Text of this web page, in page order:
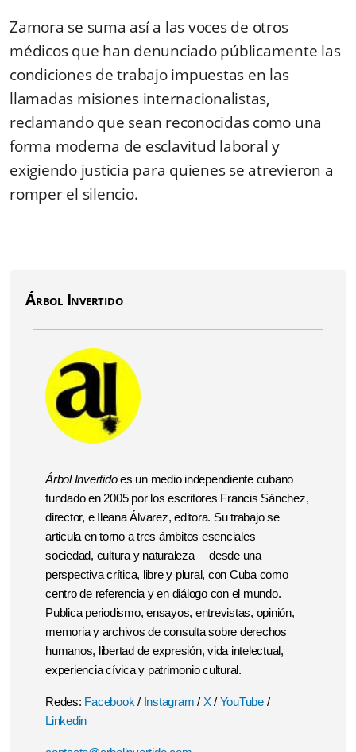
Zamora se suma así a las voces de otros
médicos que han denunciado públicamente las
condiciones de trabajo impuestas en las
llamadas misiones internacionalistas,
reclamando que sean reconocidas como una
forma moderna de esclavitud laboral y
exigiendo justicia para quienes se atrevieron a
romper el silencio.
Árbol Invertido
Árbol Invertidoes un medio independiente cubano
fundado en 2005 por los escritores Francis Sánchez,
director, e Ileana Álvarez, editora. Su trabajo se
articula en torno a tres ámbitos esenciales —
sociedad, cultura y naturaleza— desde una
perspectiva crítica, libre y plural, con Cuba como
centro de referencia y en diálogo con el mundo.
Publica periodismo, ensayos, entrevistas, opinión,
memoria y archivos de consulta sobre derechos
humanos, libertad de expresión, vida intelectual,
experiencia cívica y patrimonio cultural.
Redes: Facebook / Instagram / X/ YouTube /
Linkedin